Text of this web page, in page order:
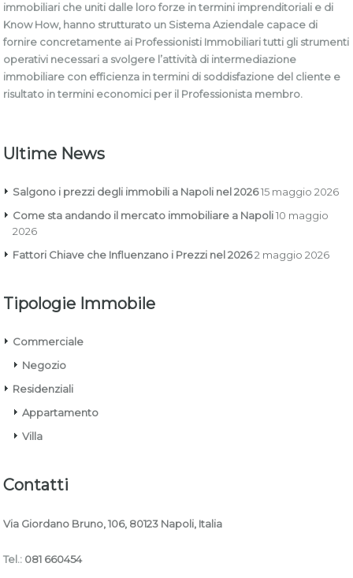
immobiliari che uniti dalle loro forze in termini imprenditoriali e di
Know How, hanno strutturato un Sistema Aziendale capace di
fornire concretamente ai Professionisti Immobiliari tutti gli strumenti
operativi necessari a svolgere l’attività di intermediazione
immobiliare con efficienza in termini di soddisfazione del cliente e
risultato in termini economici per il Professionista membro.
Ultime News
Salgono i prezzi degli immobili a Napoli nel 202615 maggio 2026
Come sta andando il mercato immobiliare a Napoli10 maggio
2026
Fattori Chiave che Influenzano i Prezzi nel 20262 maggio 2026
Tipologie Immobile
Commerciale
Negozio
Residenziali
Appartamento
Villa
Contatti
Via Giordano Bruno, 106, 80123 Napoli, Italia
Tel.: 081 660454